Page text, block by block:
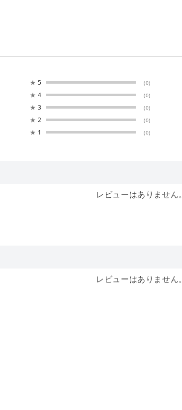
★ 5 (0)
★ 4 (0)
★ 3 (0)
★ 2 (0)
★ 1 (0)
レビューはありません
レビューはありません